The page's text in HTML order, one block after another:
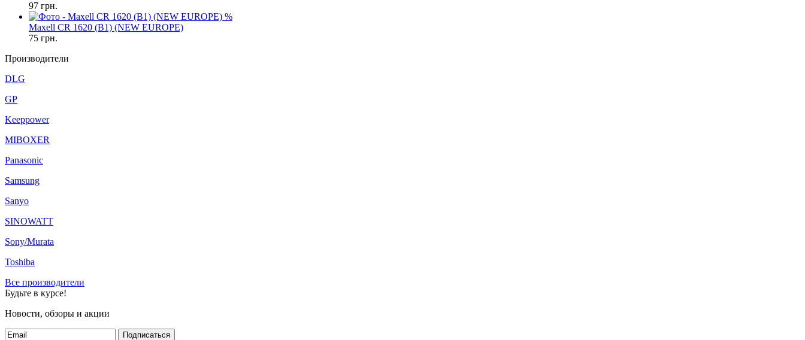
97 грн.
%
Maxell CR 1620 (B1) (NEW EUROPE)
75 грн.
Производители
DLG
GP
Keeppower
MIBOXER
Panasonic
Samsung
Sanyo
SINOWATT
Sony/Murata
Toshiba
Все производители
Будьте в курсе!
Новости, обзоры и акции
Подписаться